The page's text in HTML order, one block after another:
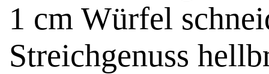
1 cm Würfel
Streichgenuss